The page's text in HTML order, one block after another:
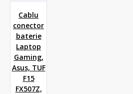
Cablu
conector
baterie
Laptop
Gaming,
Asus, TUF
F15
FX507Z,